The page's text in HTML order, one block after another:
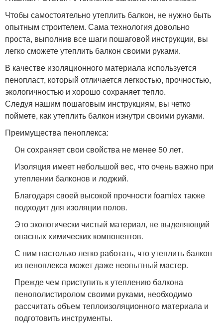
Чтобы самостоятельно утеплить балкон, не нужно быть
опытным строителем. Сама технология довольно
проста, выполнив все шаги пошаговой инструкции, вы
легко сможете утеплить балкон своими руками.
В качестве изоляционного материала используется
пенопласт, который отличается легкостью, прочностью,
экологичностью и хорошо сохраняет тепло.
Следуя нашим пошаговым инструкциям, вы четко
поймете, как утеплить балкон изнутри своими руками.
Преимущества пеноплекса:
Он сохраняет свои свойства не менее 50 лет.
Изоляция имеет небольшой вес, что очень важно при
утеплении балконов и лоджий.
Благодаря своей высокой прочности foamlex также
подходит для изоляции полов.
Это экологически чистый материал, не выделяющий
опасных химических компонентов.
С ним настолько легко работать, что утеплить балкон
из пеноплекса может даже неопытный мастер.
Прежде чем приступить к утеплению балкона
пенополистиролом своими руками, необходимо
рассчитать объем теплоизоляционного материала и
подготовить инструменты.